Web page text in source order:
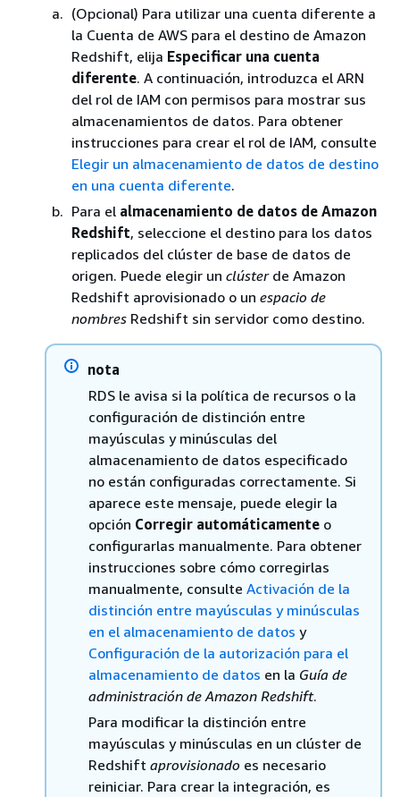
(Opcional) Para utilizar una cuenta diferente a
la Cuenta de AWS para el destino de Amazon
Redshift, elija Especificar una cuenta
diferente. A continuación, introduzca el ARN
del rol de IAM con permisos para mostrar sus
almacenamientos de datos. Para obtener
instrucciones para crear el rol de IAM, consulte
Elegir un almacenamiento de datos de destino
en una cuenta diferente.
Para el almacenamiento de datos de Amazon
Redshift, seleccione el destino para los datos
replicados del clúster de base de datos de
origen. Puede elegir un clústerde Amazon
Redshift aprovisionado o un espacio de
nombres Redshift sin servidor como destino.
nota
RDS le avisa si la política de recursos o la
configuración de distinción entre
mayúsculas y minúsculas del
almacenamiento de datos especificado
no están configuradas correctamente. Si
aparece este mensaje, puede elegir la
opción Corregir automáticamente o
configurarlas manualmente. Para obtener
instrucciones sobre cómo corregirlas
manualmente, consulte Activación de la
distinción entre mayúsculas y minúsculas
en el almacenamiento de datos y
Configuración de la autorización para el
almacenamiento de datos en la Guía de
administración de Amazon Redshift.
Para modificar la distinción entre
mayúsculas y minúsculas en un clúster de
Redshift aprovisionado es necesario
reiniciar. Para crear la integración, es